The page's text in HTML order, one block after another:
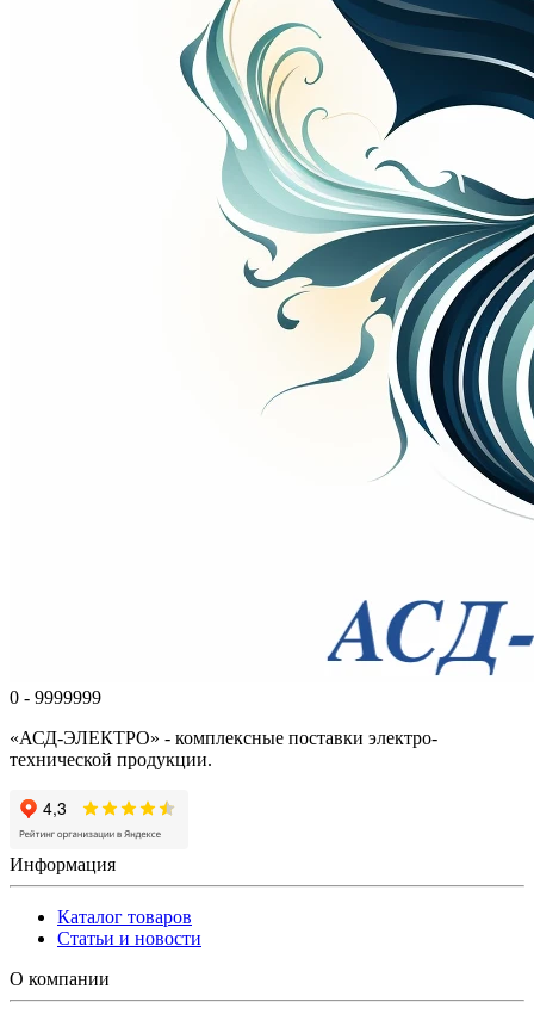
0 - 9999999
«АСД-ЭЛЕКТРО» - комплексные поставки электро-
технической продукции.
Информация
Каталог товаров
Статьи и новости
О компании